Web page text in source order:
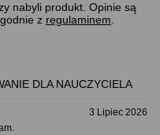
nabyli produkt. Opinie są
z regulaminem
DLA NAUCZYCIELA
3 Lipiec 2026